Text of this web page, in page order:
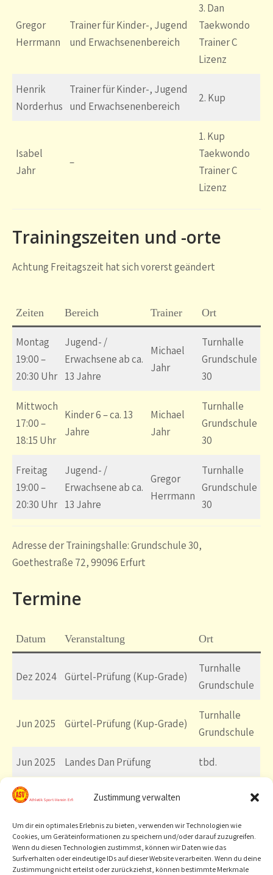
Zustimmung verwalten
Um dir ein optimales Erlebnis zu bieten, verwenden wir Technologien wie
Cookies, um Geräteinformationen zu speichern und/oder darauf zuzugreifen.
Wenn du diesen Technologien zustimmst, können wir Daten wie das
Surfverhalten oder eindeutige IDs auf dieser Website verarbeiten. Wenn du deine
Zustimmung nicht erteilst oder zurückziehst, können bestimmte Merkmale
Gregor
Herrmann
Trainer für Kinder-, Jugend
und Erwachsenenbereich
3. Dan
Taekwondo
Trainer C
Lizenz
Henrik
Norderhus
Trainer für Kinder-, Jugend
und Erwachsenenbereich
2. Kup
Isabel
Jahr
–
1. Kup
Taekwondo
Trainer C
Lizenz
Trainingszeiten und -orte
Achtung Freitagszeit hat sich vorerst geändert
Zeiten Bereich Trainer Ort
Montag
19:00 –
20:30 Uhr
Jugend- /
Erwachsene ab ca.
13 Jahre
Michael
Jahr
Turnhalle
Grundschule
30
Mittwoch
17:00 –
18:15 Uhr
Kinder 6 – ca. 13
Jahre
Michael
Jahr
Turnhalle
Grundschule
30
Freitag
19:00 –
20:30 Uhr
Jugend- /
Erwachsene ab ca.
13 Jahre
Gregor
Herrmann
Turnhalle
Grundschule
30
Adresse der Trainingshalle:Grundschule 30,
Goethestraße 72, 99096 Erfurt
Termine
Datum Veranstaltung Ort
Dez 2024 Gürtel-Prüfung (Kup-Grade)
Turnhalle
Grundschule
Jun 2025 Gürtel-Prüfung (Kup-Grade)
Turnhalle
Grundschule
Jun 2025 Landes Dan Prüfung tbd.
Antrag auf Mitgliedschaft im Verein / Abteilung